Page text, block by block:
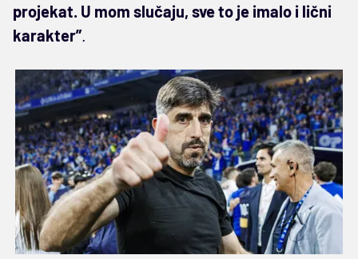
projekat. U mom slučaju, sve to je imalo i lični
karakter”.